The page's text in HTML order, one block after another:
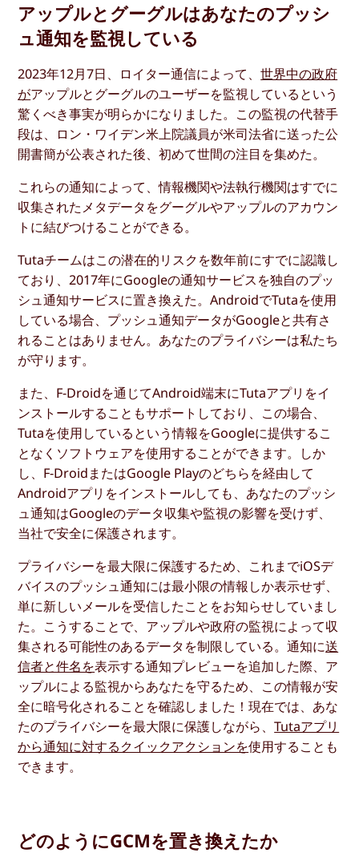
アップルとグーグルはあなたのプッシ
ュ通知を監視している
2023年12月7日、ロイター通信によって、世界中の政府
がアップルとグーグルのユーザーを監視しているという
驚くべき事実が明らかになりました。この監視の代替手
段は、ロン・ワイデン米上院議員が米司法省に送った公
開書簡が公表された後、初めて世間の注目を集めた。
これらの通知によって、情報機関や法執行機関はすでに
収集されたメタデータをグーグルやアップルのアカウン
トに結びつけることができる。
Tutaチームはこの潜在的リスクを数年前にすでに認識し
ており、2017年にGoogleの通知サービスを独自のプッ
シュ通知サービスに置き換えた。AndroidでTutaを使用
している場合、プッシュ通知データがGoogleと共有さ
れることはありません。あなたのプライバシーは私たち
が守ります。
また、F-Droidを通じてAndroid端末にTutaアプリをイ
ンストールすることもサポートしており、この場合、
Tutaを使用しているという情報をGoogleに提供するこ
となくソフトウェアを使用することができます。しか
し、F-DroidまたはGoogle Playのどちらを経由して
Androidアプリをインストールしても、あなたのプッシ
ュ通知はGoogleのデータ収集や監視の影響を受けず、
当社で安全に保護されます。
プライバシーを最大限に保護するため、これまでiOSデ
バイスのプッシュ通知には最小限の情報しか表示せず、
単に新しいメールを受信したことをお知らせしていまし
た。こうすることで、アップルや政府の監視によって収
集される可能性のあるデータを制限している。通知に送
信者と件名を表示する通知プレビューを追加した際、ア
ップルによる監視からあなたを守るため、この情報が安
全に暗号化されることを確認しました！現在では、あな
たのプライバシーを最大限に保護しながら、Tutaアプリ
から通知に対するクイックアクションを使用することも
できます。
どのようにGCMを置き換えたか